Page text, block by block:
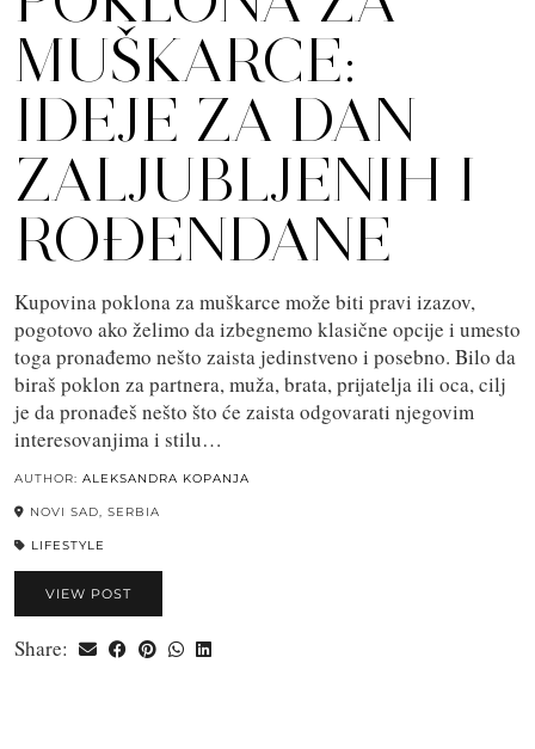
MUŠKARCE:
IDEJE ZA DAN
ZALJUBLJENIH I
ROĐENDANE
Kupovina poklona za muškarce može biti pravi izazov,
pogotovo ako želimo da izbegnemo klasične opcije i umesto
toga pronađemo nešto zaista jedinstveno i posebno. Bilo da
biraš poklon za partnera, muža, brata, prijatelja ili oca, cilj
je da pronađeš nešto što će zaista odgovarati njegovim
interesovanjima i stilu…
AUTHOR: ALEKSANDRA KOPANJA
NOVI SAD, SERBIA
LIFESTYLE
VIEW POST
Share: